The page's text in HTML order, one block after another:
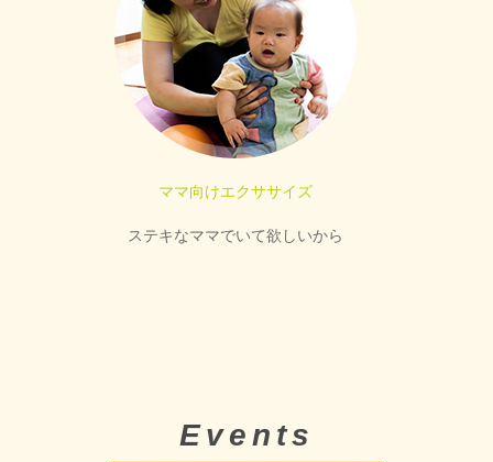
ママ向けエクササイズ
ステキなママでいて欲しいから
Events